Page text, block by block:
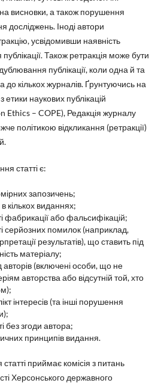
висновки, а також порушення
досліджень. Іноді автори
усвідомивши наявність
Також ретракція може бути
публікації, коли одна й та
кількох журналів. Ґрунтуючись на
етики наукових публікацій
– COPE), Редакція журналу
політикою відкликання (ретракції)
статті є:
запозичень;
кількох виданнях;
фабрикації або фальсифікацій;
серйозних помилок (наприклад,
результатів), що ставить під
матеріалу;
авторів (включені особи, що не
авторства або відсутній той, хто
інтересів (та інші порушення
без згоди автора;
принципів видання.
приймає комісія з питань
Херсонського державного